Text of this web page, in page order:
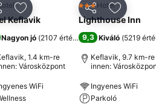
Hozzáadás a kedvencekhez
Keflavik
Nagyon jó (2107 értékelés)
1.4 km-re
Városközpont
WiFi
Megosztás
3 Kategória
Hotel
Lighthouse Inn
9,3 Kiváló (5219
Keflavik, 9.7 km-re
innen:
Ingyenes WiFi
Parkoló